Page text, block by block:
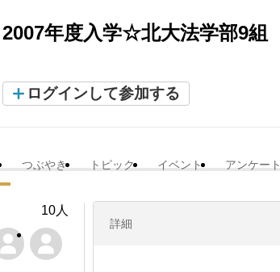
2007年度入学☆北大法学部9組
ログインして参加する
つぶやき トピック イベント アンケート
詳細
10人